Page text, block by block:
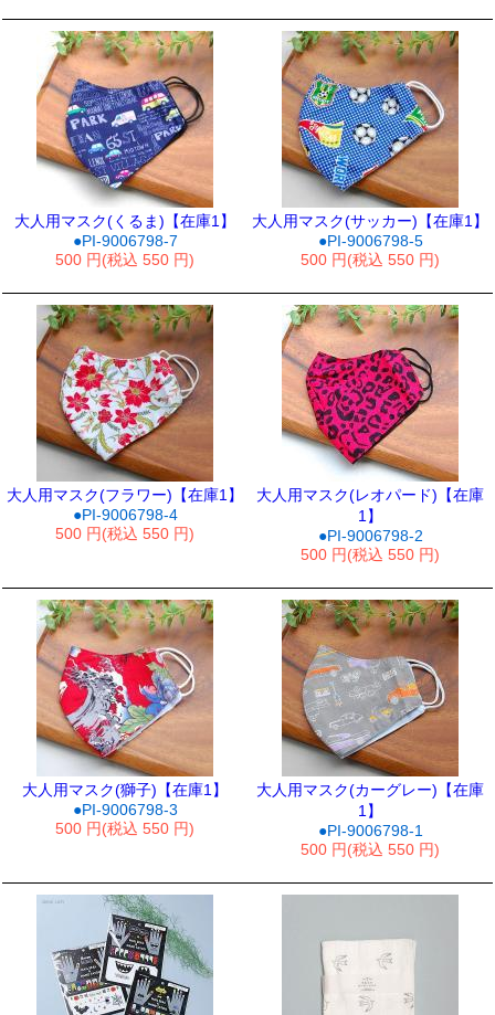
大人用マスク(くるま)【在庫1】
●PI-9006798-7
500 円(税込 550 円)
大人用マスク(サッカー)【在庫1】
●PI-9006798-5
500 円(税込 550 円)
大人用マスク(フラワー)【在庫1】
●PI-9006798-4
500 円(税込 550 円)
大人用マスク(レオパード)【在庫
1】
●PI-9006798-2
500 円(税込 550 円)
大人用マスク(獅子)【在庫1】
●PI-9006798-3
500 円(税込 550 円)
大人用マスク(カーグレー)【在庫
1】
●PI-9006798-1
500 円(税込 550 円)